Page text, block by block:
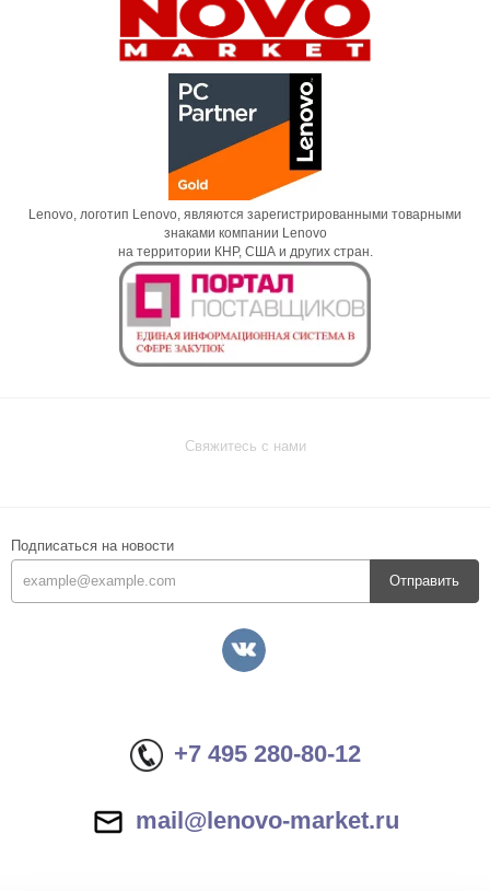
Lenovo, логотип Lenovo, являются зарегистрированными товарными
знаками компании Lenovo
на территории КНР, США и других стран.
Свяжитесь с нами
Подписаться на новости
Отправить
+7 495 280-80-12
mail@lenovo-market.ru